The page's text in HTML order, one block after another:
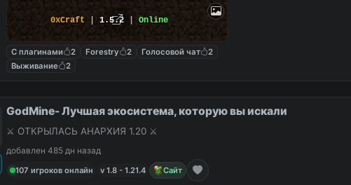
0xCraft 1.5.2 Online
С плагинами 2 Forestry 2 Голосовой чат
2
Выживание
2
GodMine- Лучшая экосистема, которую вы искали
⚔️ ОТКРЫЛАСЬ АНАРХИЯ 1.20 ⚔️
добавлен 485 дн назад
107 игроков онлайн
v 1.8 - 1.21.4 Сайт